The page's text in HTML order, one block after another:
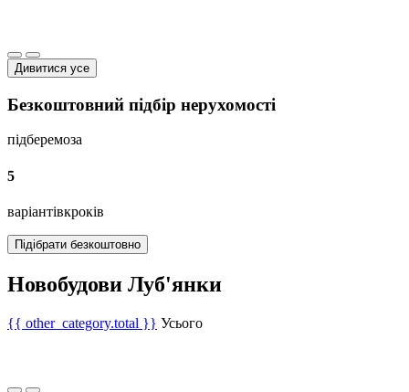
Дивитися усе
Безкоштовний підбір нерухомості
підберемоза
5
варіантівкроків
Підібрати безкоштовно
Новобудови Луб'янки
{{ other_category.total }} Усього